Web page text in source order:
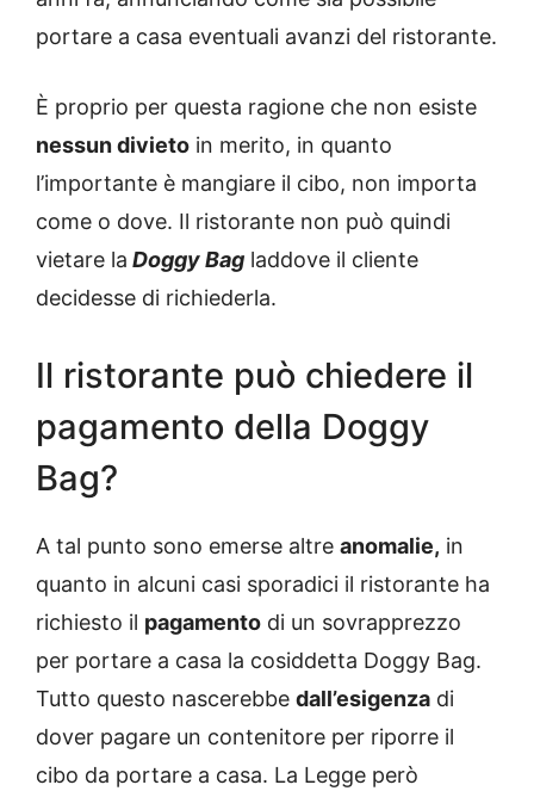
portare a casa eventuali avanzi del ristorante.
È proprio per questa ragione che non esiste
nessun divieto in merito, in quanto
l’importante è mangiare il cibo, non importa
come o dove. Il ristorante non può quindi
vietare la Doggy Bag laddove il cliente
decidesse di richiederla.
Il ristorante può chiedere il
pagamento della Doggy
Bag?
A tal punto sono emerse altre anomalie, in
quanto in alcuni casi sporadici il ristorante ha
richiesto il pagamento di un sovrapprezzo
per portare a casa la cosiddetta Doggy Bag.
Tutto questo nascerebbe dall’esigenza di
dover pagare un contenitore per riporre il
cibo da portare a casa. La Legge però